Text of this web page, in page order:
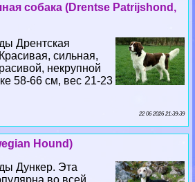
собака (Drentse Patrijshond,
Дрентская
сильная,
некрупной
58-66 см, вес 21-23
22 06 2026 21:39:39
Hound)
Дункер. Эта
во всей